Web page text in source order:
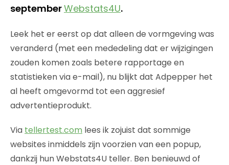
septemberWebstats4U.
Leek het er eerst op dat alleen de vormgeving was
veranderd (met een mededeling dat er wijzigingen
zouden komen zoals betere rapportage en
statistieken via e-mail), nu blijkt dat Adpepper het
al heeft omgevormd tot een aggresief
advertentieprodukt.
Via tellertest.com lees ik zojuist dat sommige
websites inmiddels zijn voorzien van een popup,
dankzij hun Webstats4U teller. Ben benieuwd of